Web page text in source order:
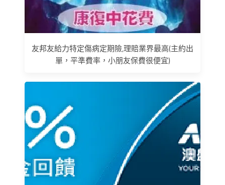
友邦友給力特定傷病定期險,理賠業界最高(主約出
單，平準費率，小朋友保費很便宜)